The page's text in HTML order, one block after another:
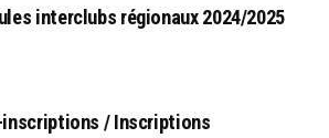
interclubs régionaux 2024/2025
inscriptions / Inscriptions